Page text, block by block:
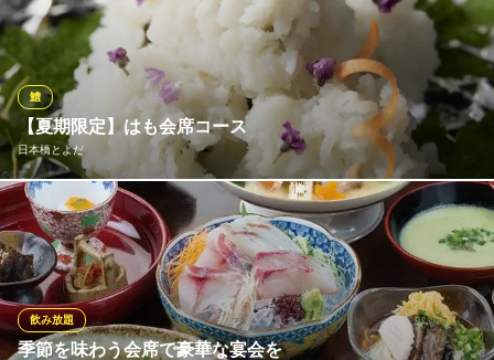
会・新年会・歓迎会、また接待にもご利用いただけるラインナッ
プとなっております。ぜひこの機会にご利用下さい。当日でも承
りますので、お気軽にお問合せ下さい。
日本橋かに福 コレド室町1
かに料理・かに会席
地下鉄半蔵門線三越前A6番出口 徒歩3分
東京都中央区日本橋室町2-2-1 コレド室町1 3F
【夏期限定】はも会席コース
日本橋とよだ
鱧
はもは、日本の関西地方で特に夏の味覚として親しまれていま
す。旬は主に初夏から夏にかけて6月から8月頃にかけてです。こ
の時期のはもは、脂がのっていて身が柔らかく、非常に美味しい
とされています。はもは夏の風物詩として、特に旬の時期に楽し
むのが最もおすすめ。ぜひ夏の訪れとともに、はも料理をご賞味
下さい
季節を味わう会席で豪華な宴会を
飲み放題